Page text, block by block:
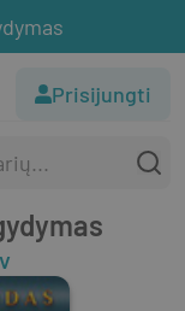
Prisijungti